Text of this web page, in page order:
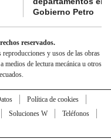
Gobierno Petro
reservados.
y usos de las obras
medios de lectura mecánica u otros
Política de cookies
Soluciones W
Teléfonos